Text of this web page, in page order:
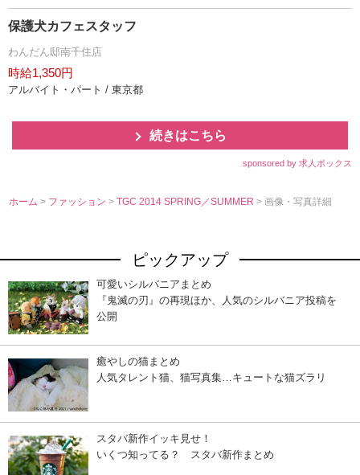
保護犬カフェスタッフ
わんだん邸南千住店
時給1,350円
アルバイト・パート / 東京都
続きはこちら
sponsored by 求人ボックス
ホーム > ファッション>TGC 2014 SPRING／SUMMER> 画像・写真詳細
ピックアップ
可愛いシルバニアまとめ
『鬼滅の刃』の再現ほか、人気のシルバニア投稿を
公開
癒やしの猫まとめ
人気タレント猫、猫写真集…キュートな猫ズラリ
スタバ新作イッキ見せ！
いくつ知ってる？ スタバ新作まとめ